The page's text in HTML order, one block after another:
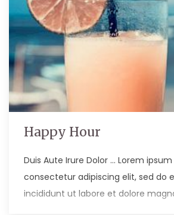
Happy Hour
Duis Aute Irure Dolor … Lorem
consectetur adipiscing elit, sed do
incididunt ut labore et dolore